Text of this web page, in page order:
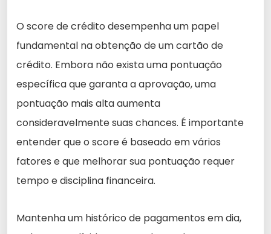
O score de crédito desempenha um papel
fundamental na obtenção de um cartão de
crédito. Embora não exista uma pontuação
específica que garanta a aprovação, uma
pontuação mais alta aumenta
consideravelmente suas chances. É importante
entender que o score é baseado em vários
fatores e que melhorar sua pontuação requer
tempo e disciplina financeira.
Mantenha um histórico de pagamentos em dia,